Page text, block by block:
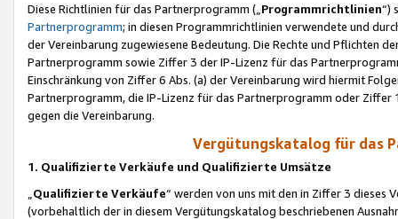
Diese Richtlinien für das Partnerprogramm („Programmrichtlinien“)
Partnerprogramm; in diesen Programmrichtlinien verwendete und
der Vereinbarung zugewiesene Bedeutung. Die Rechte und Pflichten
Partnerprogramm sowie Ziffer 3 der IP-Lizenz für das
Einschränkung von Ziffer 6 Abs. (a) der Vereinbarung wird hiermit
Partnerprogramm, die IP-Lizenz für das Partnerprogramm oder
gegen die Vereinbarung.
Vergütungskatalog für das
1. Qualifizierte Verkäufe und Qualifizierte Umsätze
Qualifizierte Verkäufe“ werden von uns mit den in Ziffer 3
(vorbehaltlich der in diesem Vergütungskatalog beschriebenen